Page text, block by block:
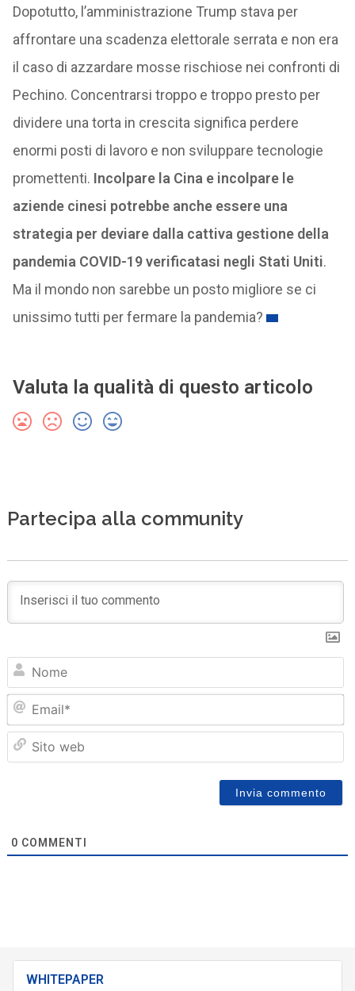
Dopotutto, l’amministrazione Trump stava per
affrontare una scadenza elettorale serrata e non era
il caso di azzardare mosse rischiose nei confronti di
Pechino. Concentrarsi troppo e troppo presto per
dividere una torta in crescita significa perdere
enormi posti di lavoro e non sviluppare tecnologie
promettenti. Incolpare la Cina e incolpare le
aziende cinesi potrebbe anche essere una
strategia per deviare dalla cattiva gestione della
pandemia COVID-19 verificatasi negli Stati Uniti.
Ma il mondo non sarebbe un posto migliore se ci
unissimo tutti per fermare la pandemia?
Valuta la qualità di questo articolo
Partecipa alla community
0 COMMENTI
WHITEPAPER